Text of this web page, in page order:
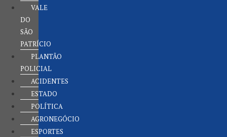
VALE
DO
SÃO
PATRÍCIO
PLANTÃO
POLICIAL
ACIDENTES
ESTADO
POLÍTICA
AGRONEGÓCIO
ESPORTES